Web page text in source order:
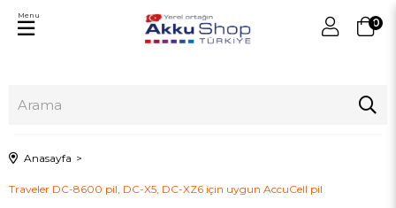
0
Menu
Anasayfa
Traveler DC-8600 pil, DC-X5, DC-XZ6 için uygun AccuCell pil